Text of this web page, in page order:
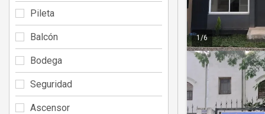
1/6
Pileta
Balcón
Bodega
Seguridad
Ascensor